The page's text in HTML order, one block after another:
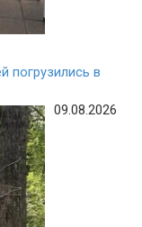
погрузились в
09.08.2026